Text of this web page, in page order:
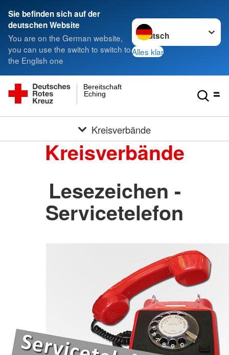
Sie befinden sich auf der
deutschen Website
You are on the German website,
you can use the switch to switch to
the English one
Sprache wechseln zu
Alles klar
Eching
Bereitschaft
Kreisverbände
Kreisverbände
Lesezeichen -
Servicetelefon